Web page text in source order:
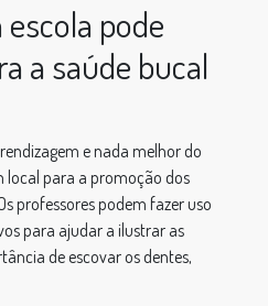
pode
a saúde bucal
e nada melhor do
para a promoção dos
professores podem fazer uso
para ajudar a ilustrar as
de escovar os dentes,